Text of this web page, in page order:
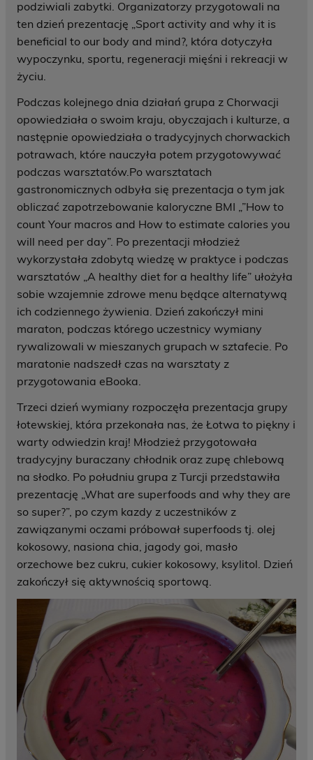
podziwiali zabytki. Organizatorzy przygotowali na
ten dzień prezentację „Sport activity and why it is
beneficial to our body and mind?, która dotyczyła
wypoczynku, sportu, regeneracji mięśni i rekreacji w
życiu.
Podczas kolejnego dnia działań grupa z Chorwacji
opowiedziała o swoim kraju, obyczajach i kulturze, a
następnie opowiedziała o tradycyjnych chorwackich
potrawach, które nauczyła potem przygotowywać
podczas warsztatów.Po warsztatach
gastronomicznych odbyła się prezentacja o tym jak
obliczać zapotrzebowanie kaloryczne BMI „”How to
count Your macros and How to estimate calories you
will need per day”. Po prezentacji młodzież
wykorzystała zdobytą wiedzę w praktyce i podczas
warsztatów „A healthy diet for a healthy life” ułożyła
sobie wzajemnie zdrowe menu będące alternatywą
ich codziennego żywienia. Dzień zakończył mini
maraton, podczas którego uczestnicy wymiany
rywalizowali w mieszanych grupach w sztafecie. Po
maratonie nadszedł czas na warsztaty z
przygotowania eBooka.
Trzeci dzień wymiany rozpoczęła prezentacja grupy
łotewskiej, która przekonała nas, że Łotwa to piękny i
warty odwiedzin kraj! Młodzież przygotowała
tradycyjny buraczany chłodnik oraz zupę chlebową
na słodko. Po południu grupa z Turcji przedstawiła
prezentację „What are superfoods and why they are
so super?”, po czym kazdy z uczestników z
zawiązanymi oczami próbował superfoods tj. olej
kokosowy, nasiona chia, jagody goi, masło
orzechowe bez cukru, cukier kokosowy, ksylitol. Dzień
zakończył się aktywnością sportową.